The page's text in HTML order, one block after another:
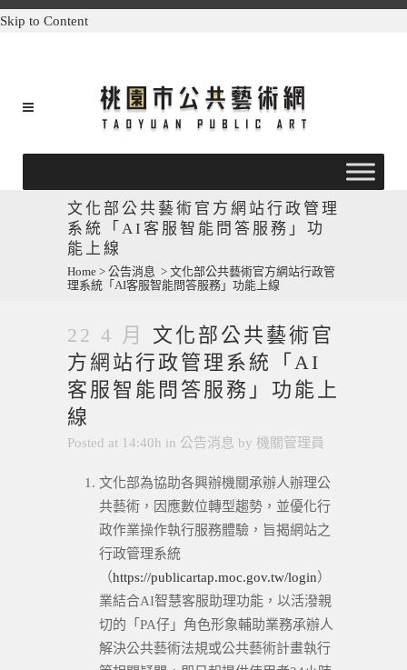
Skip to Content
文化部公共藝術官方網站行政管理
系統「AI客服智能問答服務」功
能上線
Home > 公告消息 > 文化部公共藝術官方網站行政管
理系統「AI客服智能問答服務」功能上線
22 4 月
文化部公共藝術官
方網站行政管理系統「AI
客服智能問答服務」功能上
線
Posted at 14:40h in 公告消息 by 機關管理員
文化部為協助各興辦機關承辦人辦理公
共藝術，因應數位轉型趨勢，並優化行
政作業操作執行服務體驗，旨揭網站之
行政管理系統
（https://publicartap.moc.gov.tw/login）
業結合AI智慧客服助理功能，以活潑親
切的「PA仔」角色形象輔助業務承辦人
解決公共藝術法規或公共藝術計畫執行